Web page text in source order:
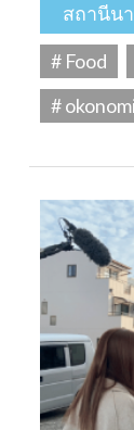
สถานีน
# Food
#